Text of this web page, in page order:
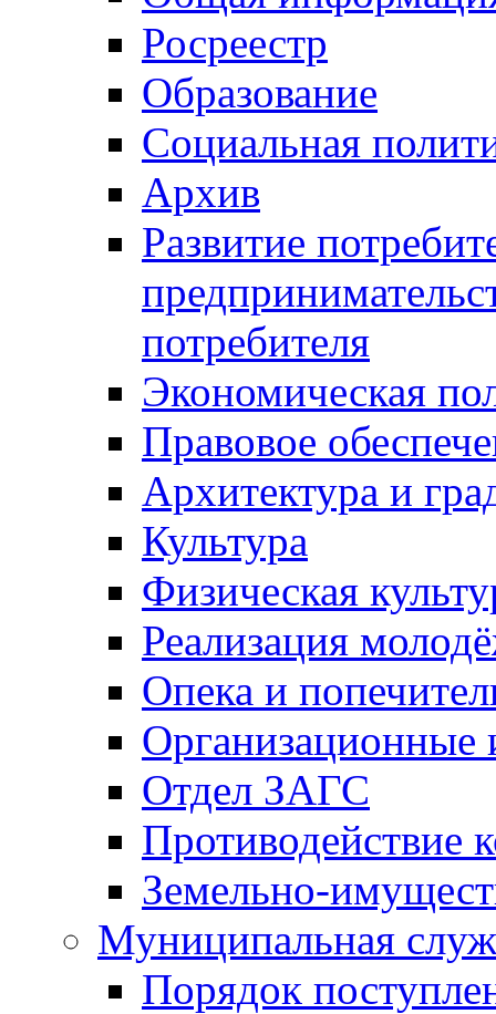
Росреестр
Образование
Социальная
Архив
Развитие
потребителя
Экономическая
Правовое
Архитектура и
Культура
Физическая
Реализация
Опека и
Отдел ЗАГС
Противодействие
Земельно-
Муниципальная
Порядок